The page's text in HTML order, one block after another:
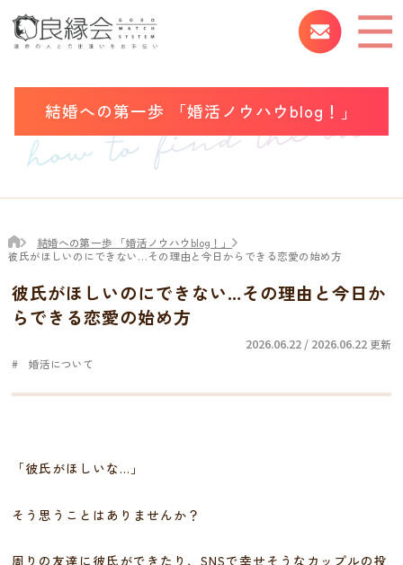
結婚への第一歩 「婚活ノウハウblog！」
結婚への第一歩 「婚活ノウハウblog！」
彼氏がほしいのにできない…その理由と今日からできる恋愛の始め方
彼氏がほしいのにできない…その理由と今日か
らできる恋愛の始め方
2026.06.22 / 2026.06.22 更新
婚活について
「彼氏がほしいな…」
そう思うことはありませんか？
周りの友達に彼氏ができたり、SNSで幸せそうなカップルの投